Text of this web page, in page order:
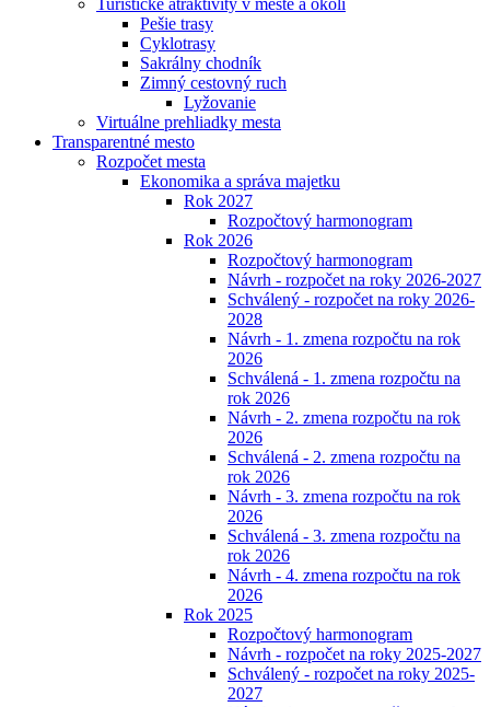
Turistické atraktivity v meste a okolí
Pešie trasy
Cyklotrasy
Sakrálny chodník
Zimný cestovný ruch
Lyžovanie
Virtuálne prehliadky mesta
Transparentné mesto
Rozpočet mesta
Ekonomika a správa majetku
Rok 2027
Rozpočtový harmonogram
Rok 2026
Rozpočtový harmonogram
Návrh - rozpočet na roky 2026-2027
Schválený - rozpočet na roky 2026-
2028
Návrh - 1. zmena rozpočtu na rok
2026
Schválená - 1. zmena rozpočtu na
rok 2026
Návrh - 2. zmena rozpočtu na rok
2026
Schválená - 2. zmena rozpočtu na
rok 2026
Návrh - 3. zmena rozpočtu na rok
2026
Schválená - 3. zmena rozpočtu na
rok 2026
Návrh - 4. zmena rozpočtu na rok
2026
Rok 2025
Rozpočtový harmonogram
Návrh - rozpočet na roky 2025-2027
Schválený - rozpočet na roky 2025-
2027